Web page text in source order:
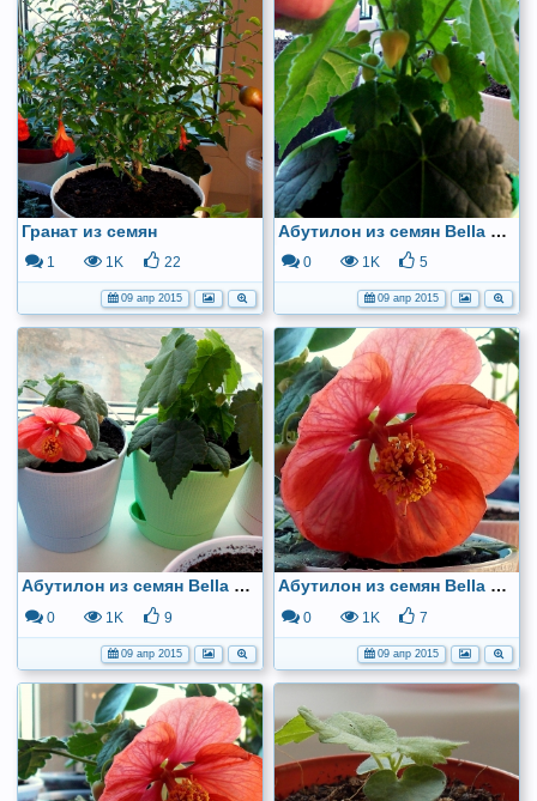
Гранат из семян
1 1K 22
09 апр 2015
Абутилон из семян Bella Vanila
0 1K 5
09 апр 2015
Абутилон из семян Bella Deep Coral иBella Vanila
0 1K 9
09 апр 2015
Абутилон из семян Bella Deep Coral
0 1K 7
09 апр 2015